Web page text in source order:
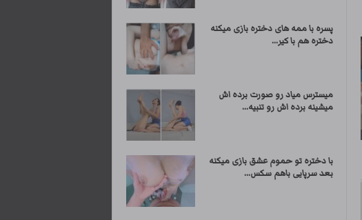
پسره با ممه های دختره بازی میکنه
دختره هم با کیر...
میسترس میاد رو صورت برده اش
میشینه برده اش رو تنبیه...
با دختره تو حموم عشق بازی میکنه
بعد سرپایی باهم سکس...